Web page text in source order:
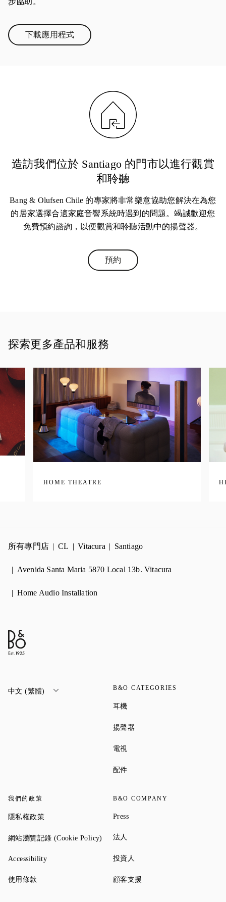
下載應用程式Link Opens in New Tab
造訪我們位於 Santiago 的門市以進行觀賞
和聆聽
Bang & Olufsen Chile 的專家將非常樂意協助您解決在為您
的居家選擇合適家庭音響系統時遇到的問題。竭誠歡迎您
免費預約諮詢，以便觀賞和聆聽活動中的揚聲器。
預約Link Opens in New Tab
探索更多產品和服務
HOME THEATRE
所有專門店 CL Vitacura Santiago
Avenida Santa Maria 5870 Local 13b. Vitacura
Home Audio Installation
中文 (繁體) B&O CATEGORIES
耳機Link Opens in New Tab
揚聲器
電視
配件Link Opens in New Tab
我們的政策
隱私權政策Link Opens in New Tab
網站瀏覽記錄 (Cookie Policy) Link Opens in New Tab
AccessibilityLink Opens in New Tab
使用條款
B&O COMPANY
PressLink Opens in New Tab
法人
投資人
顧客支援